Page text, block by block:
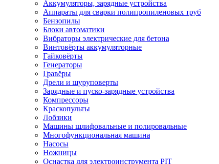
Аккумуляторы, зарядные устройства
Аппараты для сварки полипропиленовых труб
Бензопилы
Блоки автоматики
Вибраторы электрические для бетона
Винтовёрты аккумуляторные
Гайковёрты
Генераторы
Гравёры
Дрели и шуруповерты
Зарядные и пуско-зарядные устройства
Компрессоры
Краскопульты
Лобзики
Машины шлифовальные и полировальные
Многофункциональная машина
Насосы
Ножницы
Оснастка для электроинструмента PIT